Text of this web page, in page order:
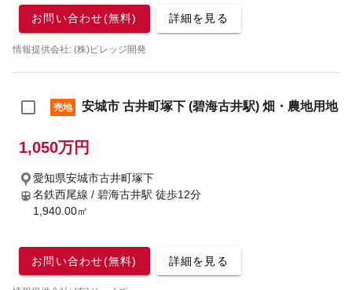
お問い合わせ(無料) 詳細を見る
情報提供会社: (株)ビレッジ開発
売地 安城市 古井町塚下 (碧海古井駅) 畑・農地用地
1,050万円
愛知県安城市古井町塚下
名鉄西尾線 / 碧海古井駅 徒歩12分
1,940.00㎡
お問い合わせ(無料) 詳細を見る